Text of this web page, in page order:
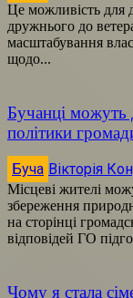
Це можливість для
дружнього до
масштабування
щодо...
Бучанці можуть
політики
Буча Вікторія
Місцеві жителі
збереження
на сторінці
відповідей ГО
Чому я стала